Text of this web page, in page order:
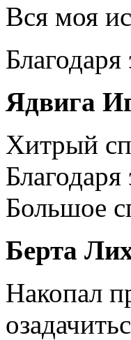
Вся моя
Ядвига
Хитрый
Большое
Берта
Накопал